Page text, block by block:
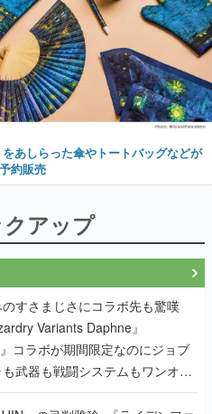
あしらった傘やトートバッグなどが
約販売
アップ
すさまじさにコラボ先も驚嘆
Variants Daphne』
コラボが期間限定なのにジョブ
武器も戦闘システムもワンオフ
れた理由を両ディレクターに聞